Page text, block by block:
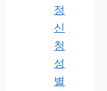
정
신
청
성
별